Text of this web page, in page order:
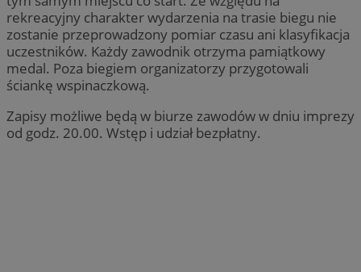
rekreacyjny charakter wydarzenia na trasie biegu nie
zostanie przeprowadzony pomiar czasu ani klasyfikacja
uczestników. Każdy zawodnik otrzyma pamiątkowy
medal. Poza biegiem organizatorzy przygotowali
ściankę wspinaczkową.
Zapisy możliwe będą w biurze zawodów w dniu imprezy
od godz. 20.00. Wstęp i udział bezpłatny.